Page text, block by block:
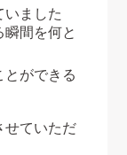
いました
間を何と
とができる
せていただ